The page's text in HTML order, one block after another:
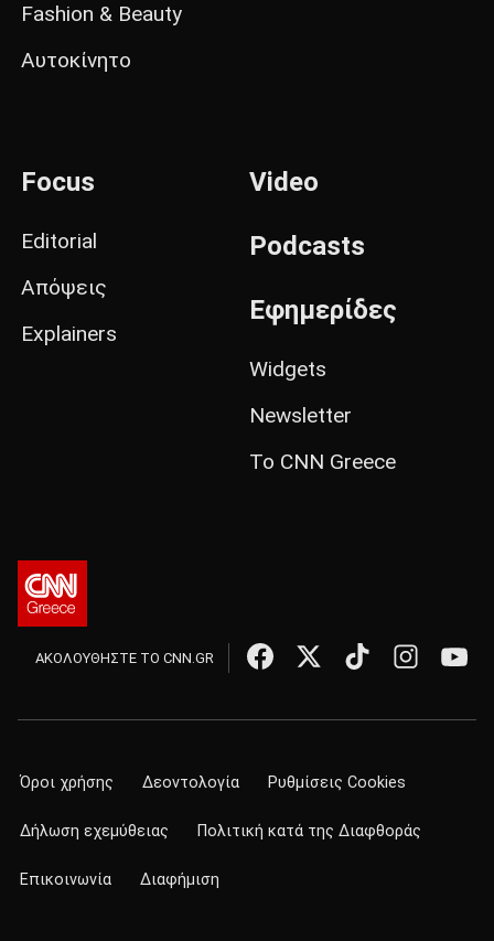
Fashion & Beauty
Αυτοκίνητο
Focus
Editorial
Απόψεις
Explainers
Video
Podcasts
Εφημερίδες
Widgets
Newsletter
Το CNN Greece
ΑΚΟΛΟΥΘΗΣΤΕ ΤΟ CNN.GR
Όροι χρήσης Δεοντολογία Ρυθμίσεις Cookies
Δήλωση εχεμύθειας Πολιτική κατά της Διαφθοράς
Επικοινωνία Διαφήμιση